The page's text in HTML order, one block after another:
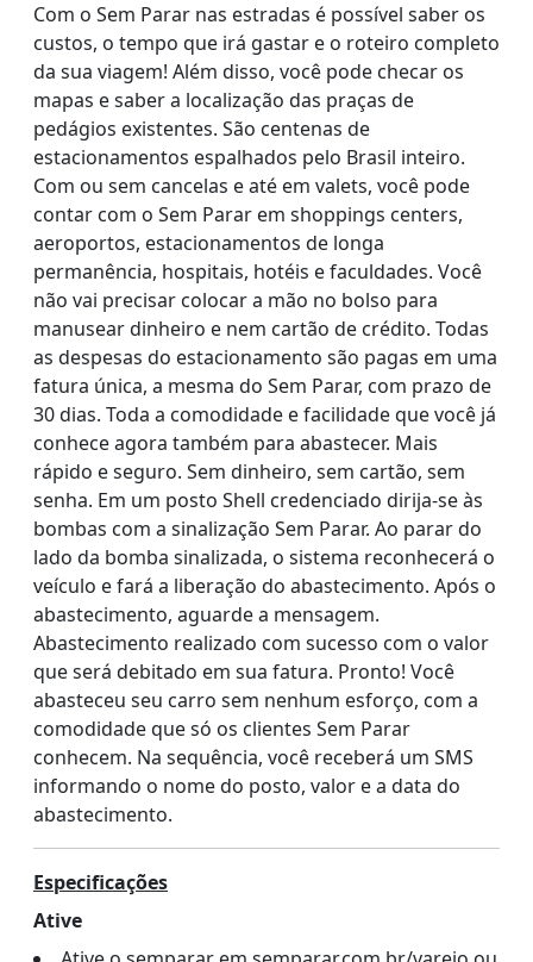
Com o Sem Parar nas estradas é possível saber os
custos, o tempo que irá gastar e o roteiro completo
da sua viagem! Além disso, você pode checar os
mapas e saber a localização das praças de
pedágios existentes. São centenas de
estacionamentos espalhados pelo Brasil inteiro.
Com ou sem cancelas e até em valets, você pode
contar com o Sem Parar em shoppings centers,
aeroportos, estacionamentos de longa
permanência, hospitais, hotéis e faculdades. Você
não vai precisar colocar a mão no bolso para
manusear dinheiro e nem cartão de crédito. Todas
as despesas do estacionamento são pagas em uma
fatura única, a mesma do Sem Parar, com prazo de
30 dias. Toda a comodidade e facilidade que você já
conhece agora também para abastecer. Mais
rápido e seguro. Sem dinheiro, sem cartão, sem
senha. Em um posto Shell credenciado dirija-se às
bombas com a sinalização Sem Parar. Ao parar do
lado da bomba sinalizada, o sistema reconhecerá o
veículo e fará a liberação do abastecimento. Após o
abastecimento, aguarde a mensagem.
Abastecimento realizado com sucesso com o valor
que será debitado em sua fatura. Pronto! Você
abasteceu seu carro sem nenhum esforço, com a
comodidade que só os clientes Sem Parar
conhecem. Na sequência, você receberá um SMS
informando o nome do posto, valor e a data do
abastecimento.
Especificações
Ative